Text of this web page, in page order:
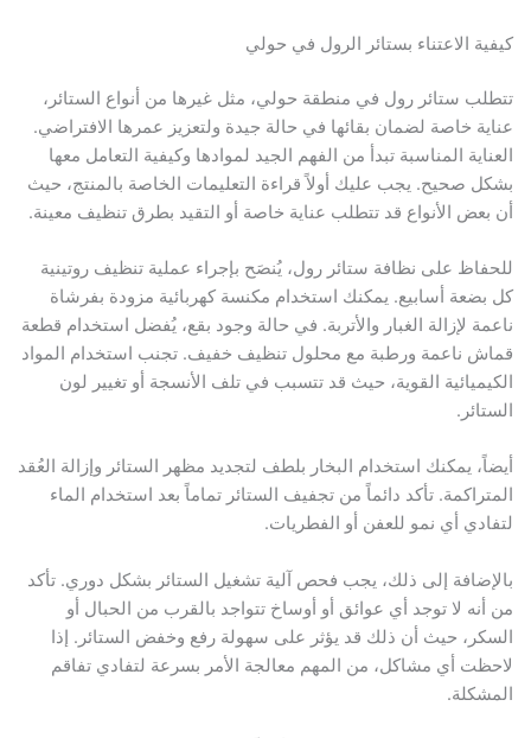
كيفية الاعتناء بستائر الرول في حولي
تتطلب ستائر رول في منطقة حولي، مثل غيرها من أنواع الستائر،
عناية خاصة لضمان بقائها في حالة جيدة ولتعزيز عمرها الافتراضي.
العناية المناسبة تبدأ من الفهم الجيد لموادها وكيفية التعامل معها
بشكل صحيح. يجب عليك أولاً قراءة التعليمات الخاصة بالمنتج، حيث
أن بعض الأنواع قد تتطلب عناية خاصة أو التقيد بطرق تنظيف معينة.
للحفاظ على نظافة ستائر رول، يُنصَح بإجراء عملية تنظيف روتينية
كل بضعة أسابيع. يمكنك استخدام مكنسة كهربائية مزودة بفرشاة
ناعمة لإزالة الغبار والأتربة. في حالة وجود بقع، يُفضل استخدام قطعة
قماش ناعمة ورطبة مع محلول تنظيف خفيف. تجنب استخدام المواد
الكيميائية القوية، حيث قد تتسبب في تلف الأنسجة أو تغيير لون
الستائر.
أيضاً، يمكنك استخدام البخار بلطف لتجديد مظهر الستائر وإزالة العُقد
المتراكمة. تأكد دائماً من تجفيف الستائر تماماً بعد استخدام الماء
لتفادي أي نمو للعفن أو الفطريات.
بالإضافة إلى ذلك، يجب فحص آلية تشغيل الستائر بشكل دوري. تأكد
من أنه لا توجد أي عوائق أو أوساخ تتواجد بالقرب من الحبال أو
السكر، حيث أن ذلك قد يؤثر على سهولة رفع وخفض الستائر. إذا
لاحظت أي مشاكل، من المهم معالجة الأمر بسرعة لتفادي تفاقم
المشكلة.